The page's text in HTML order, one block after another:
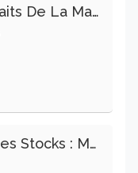
Les Bienfaits De La Marche Sur La Santé Physique Et Mentale
Gestion Des Stocks : Meilleures Pratiques Intralogistiques